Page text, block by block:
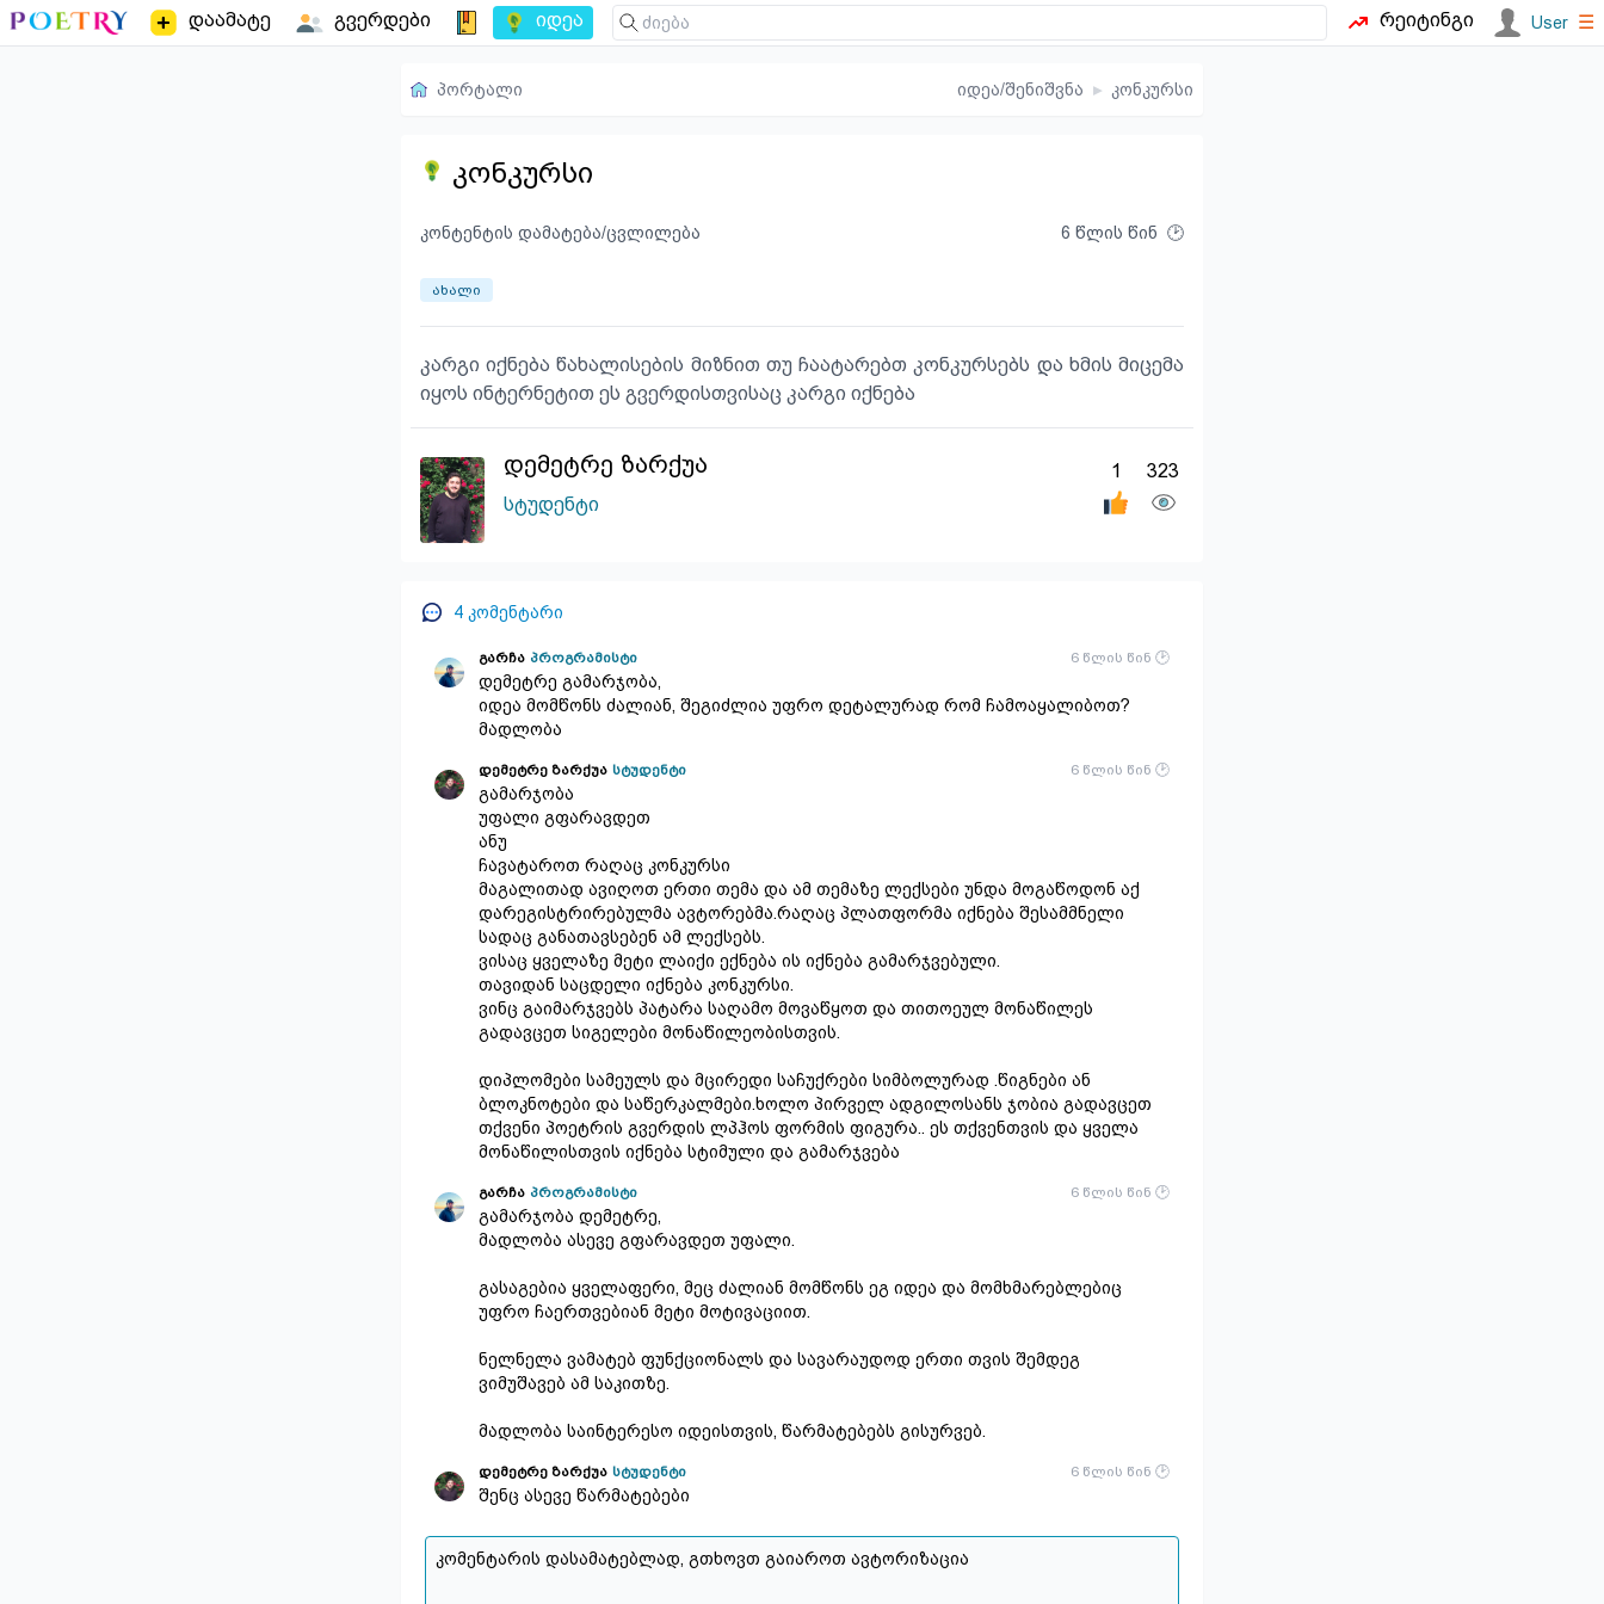
დაამატე გვერდები იდეა რეიტინგი User ☰
პორტალი იდეა/შენიშვნა ▸ კონკურსი
კონკურსი
კონტენტის დამატება/ცვლილება 6 წლის წინ
ახალი
კარგი იქნება წახალისების მიზნით თუ ჩაატარებთ კონკურსებს და ხმის მიცემა
იყოს ინტერნეტით ეს გვერდისთვისაც კარგი იქნება
დემეტრე ზარქუა
სტუდენტი
1 323
4 კომენტარი
გარჩა პროგრამისტი 6 წლის წინ
დემეტრე გამარჯობა,
იდეა მომწონს ძალიან, შეგიძლია უფრო დეტალურად რომ ჩამოაყალიბოთ?
მადლობა
დემეტრე ზარქუა სტუდენტი 6 წლის წინ
გამარჯობა
უფალი გფარავდეთ
ანუ
ჩავატაროთ რაღაც კონკურსი
მაგალითად ავიღოთ ერთი თემა და ამ თემაზე ლექსები უნდა მოგაწოდონ აქ
დარეგისტრირებულმა ავტორებმა.რაღაც პლათფორმა იქნება შესამმნელი
სადაც განათავსებენ ამ ლექსებს.
ვისაც ყველაზე მეტი ლაიქი ექნება ის იქნება გამარჯვებული.
თავიდან საცდელი იქნება კონკურსი.
ვინც გაიმარჯვებს პატარა საღამო მოვაწყოთ და თითოეულ მონაწილეს
გადავცეთ სიგელები მონაწილეობისთვის.
დიპლომები სამეულს და მცირედი საჩუქრები სიმბოლურად .წიგნები ან
ბლოკნოტები და საწერკალმები.ხოლო პირველ ადგილოსანს ჯობია გადავცეთ
თქვენი პოეტრის გვერდის ლპჰოს ფორმის ფიგურა.. ეს თქვენთვის და ყველა
მონაწილისთვის იქნება სტიმული და გამარჯვება
გარჩა პროგრამისტი 6 წლის წინ
გამარჯობა დემეტრე,
მადლობა ასევე გფარავდეთ უფალი.
გასაგებია ყველაფერი, მეც ძალიან მომწონს ეგ იდეა და მომხმარებლებიც
უფრო ჩაერთვებიან მეტი მოტივაციით.
ნელნელა ვამატებ ფუნქციონალს და სავარაუდოდ ერთი თვის შემდეგ
ვიმუშავებ ამ საკითზე.
მადლობა საინტერესო იდეისთვის, წარმატებებს გისურვებ.
დემეტრე ზარქუა სტუდენტი 6 წლის წინ
შენც ასევე წარმატებები